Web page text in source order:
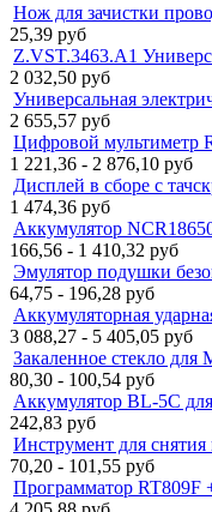
Нож для зачистки
25,39 руб
Z.VST.3463.A1
2 032,50 руб
Универсальная
2 655,57 руб
Цифровой мультиметр
1 221,36 - 2 876,10 руб
Дисплей в сборе с
1 474,36 руб
Аккумулятор
166,56 - 1 410,32 руб
Эмулятор подушки
64,75 - 196,28 руб
Аккумуляторная
3 088,27 - 5 405,05 руб
Закаленное стекло
80,30 - 100,54 руб
Аккумулятор BL-5C
242,83 руб
Инструмент для снятия
70,20 - 101,55 руб
Программатор RT809F